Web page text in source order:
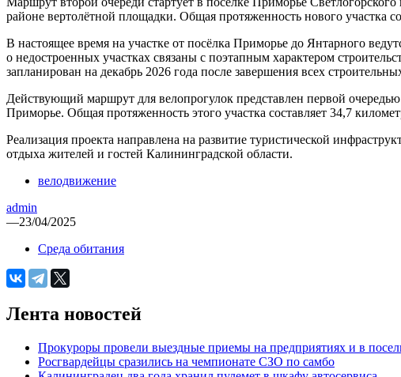
районе вертолётной площадки. Общая протяженность нового участка
В настоящее время на участке от посёлка Приморье до Янтарного
о недостроенных участках связаны с поэтапным характером
запланирован на декабрь 2026 года после завершения всех
Действующий маршрут для велопрогулок представлен первой
Приморье. Общая протяженность этого участка составляет 34,7
Реализация проекта направлена на развитие туристической
отдыха жителей и гостей Калининградской области.
велодвижение
admin
—23/04/2025
Среда обитания
Лента новостей
Прокуроры провели выездные приемы на предприятиях и в
Росгвардейцы сразились на чемпионате СЗО по самбо